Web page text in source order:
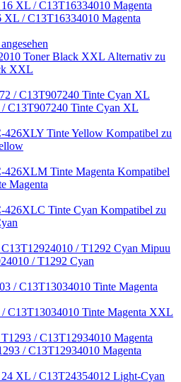
XL / C13T16334010 Magenta
Alternativ zu
XXL
C13T907240 Tinte Cyan XL
Kompatibel zu
Kompatibel
Magenta
Kompatibel zu
Mipuu
/ T1292 Cyan
C13T13034010 Tinte Magenta XXL
/ C13T12934010 Magenta